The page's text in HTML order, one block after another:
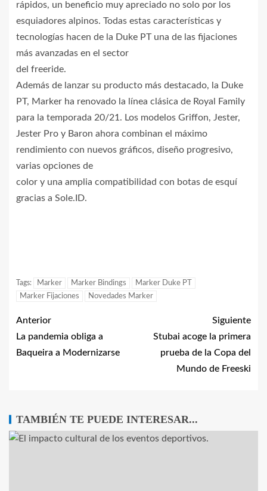
rápidos, un beneficio muy apreciado no solo por los
esquiadores alpinos. Todas estas características y
tecnologías hacen de la Duke PT una de las fijaciones
más avanzadas en el sector
del freeride.
Además de lanzar su producto más destacado, la Duke
PT, Marker ha renovado la línea clásica de Royal Family
para la temporada 20/21. Los modelos Griffon, Jester,
Jester Pro y Baron ahora combinan el máximo
rendimiento con nuevos gráficos, diseño progresivo,
varias opciones de
color y una amplia compatibilidad con botas de esquí
gracias a Sole.ID.
Tags: Marker Marker Bindings
Marker Duke PT
Marker Fijaciones
Novedades Marker
Anterior
La pandemia obliga a
Baqueira a Modernizarse
Siguiente
Stubai acoge la primera
prueba de la Copa del
Mundo de Freeski
TAMBIÉN TE PUEDE INTERESAR...